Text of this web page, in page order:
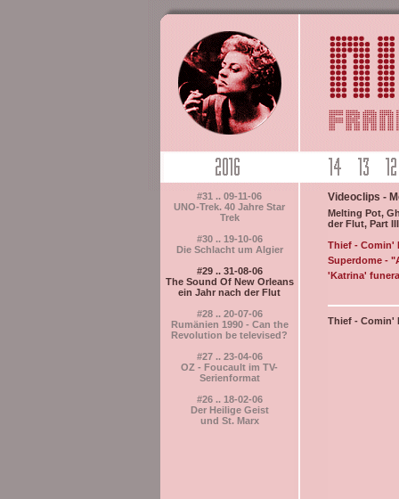
#31 .. 09-11-06
UNO-Trek. 40 Jahre Star
Trek
#30 .. 19-10-06
Die Schlacht um Algier
#29 .. 31-08-06
The Sound Of New Orleans
ein Jahr nach der Flut
#28 .. 20-07-06
Rumänien 1990 - Can the
Revolution be televised?
#27 .. 23-04-06
OZ - Foucault im TV-
Serienformat
#26 .. 18-02-06
Der Heilige Geist
und St. Marx
Videoclips -
Melting Pot,
der Flut, Part III
Thief - Comin'
Superdome -
'Katrina'
Thief - Comin'